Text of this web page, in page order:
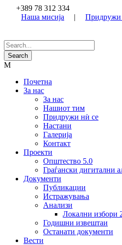
+389 78 312 334
Наша мисија
| Придружи
Почетна
За нас
За нас
Нашиот тим
Придружи нѝ се
Настани
Галерија
Контакт
Проекти
Општество 5.0
Граѓански дигитални
Документи
Публикации
Истражувања
Анализи
Локални избори
Годишни извештаи
Останати документи
Вести